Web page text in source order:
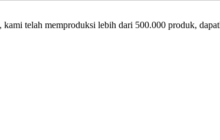
telah memproduksi lebih dari 500.000 produk,